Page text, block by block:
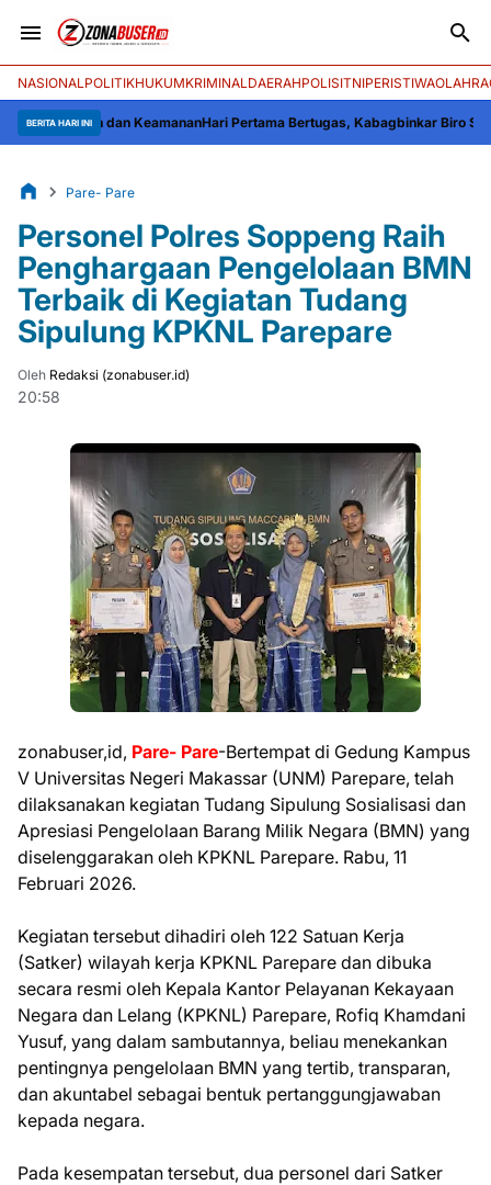
NASIONALPOLITIKHUKUMKRIMINALDAERAHPOLISITNIPERISTIWA
BERITA HARI INI
dan KeamananHari Pertama Bertugas, Kabagbinkar Biro SDM
Pare- Pare
Personel Polres Soppeng Raih
Penghargaan Pengelolaan BMN
Terbaik di Kegiatan Tudang
Sipulung KPKNL Parepare
Oleh Redaksi (zonabuser.id)
20:58
zonabuser,id, Pare- Pare-Bertempat di Gedung Kampus
V Universitas Negeri Makassar (UNM) Parepare, telah
dilaksanakan kegiatan Tudang Sipulung Sosialisasi dan
Apresiasi Pengelolaan Barang Milik Negara (BMN) yang
diselenggarakan oleh KPKNL Parepare. Rabu, 11
Februari 2026.
Kegiatan tersebut dihadiri oleh 122 Satuan Kerja
(Satker) wilayah kerja KPKNL Parepare dan dibuka
secara resmi oleh Kepala Kantor Pelayanan Kekayaan
Negara dan Lelang (KPKNL) Parepare, Rofiq Khamdani
Yusuf, yang dalam sambutannya, beliau menekankan
pentingnya pengelolaan BMN yang tertib, transparan,
dan akuntabel sebagai bentuk pertanggungjawaban
kepada negara.
Pada kesempatan tersebut, dua personel dari Satker